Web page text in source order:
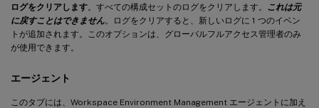
ログをクリアします。すべての構成セットのログをクリアします。
これは元
に戻すことはできません。ログをクリアすると、新しいログに 1 つのイベン
トが追加されます。このオプションは、グローバルフルアクセス管理者のみ
が使用できます。
エージェント
このタブには、Workspace Environment Management エージェントに加え